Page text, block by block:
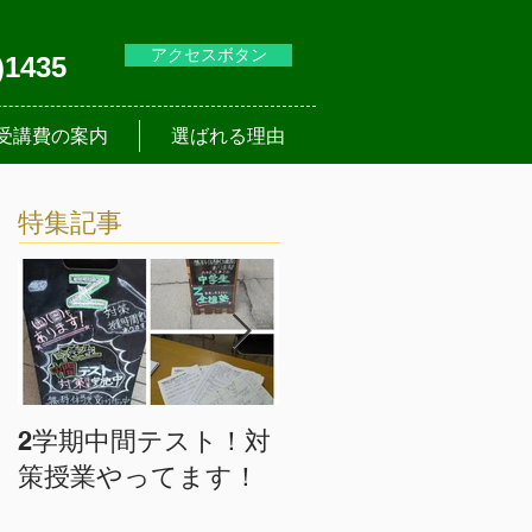
アクセスボタン
講費の案内 選ばれる理由
特集記事
2学期中間テスト！対
策授業やってます！